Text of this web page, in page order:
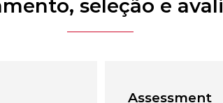
seleção e
Assessment